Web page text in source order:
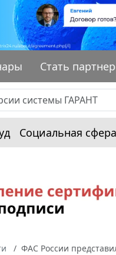
Стать
Социальная сфера
ФАС России